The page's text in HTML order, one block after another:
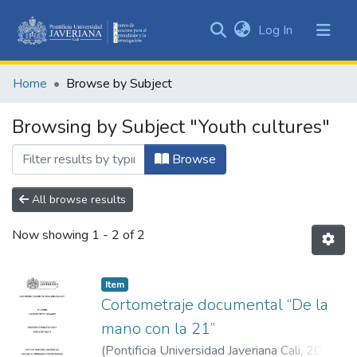
&
All of DSpace
Log In (current)
Home Browse by Subject
Browsing by Subject "Youth cultures"
Browse
All browse results
Now showing 1 - 2 of 2
Item
Cortometraje documental “De la
mano con la 21”
(Pontificia Universidad Javeriana Cali, 2023